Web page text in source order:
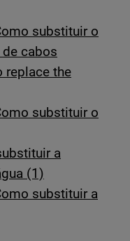
substituir o
cabos
replace the
substituir o
a
(1)
substituir a